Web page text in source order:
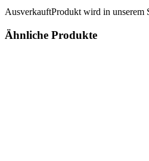
AusverkauftProdukt wird in unserem
Ähnliche Produkte